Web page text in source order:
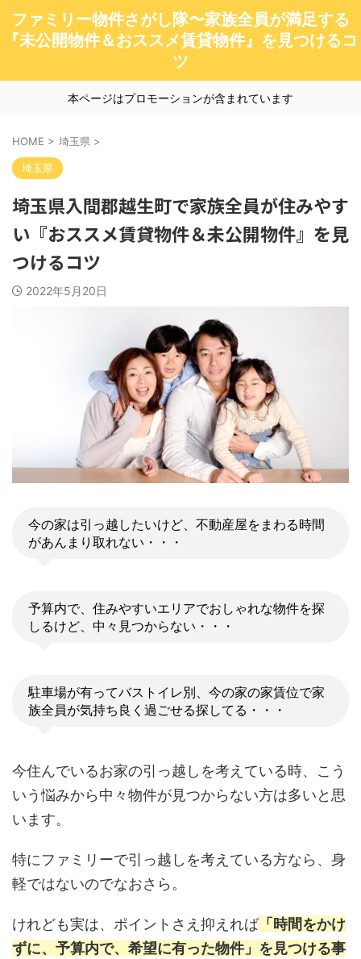
ファミリー物件さがし隊〜家族全員が満足する
『未公開物件＆おススメ賃貸物件』を見つけるコ
ツ
本ページはプロモーションが含まれています
HOME > 埼玉県 >
埼玉県
埼玉県入間郡越生町で家族全員が住みやす
い『おススメ賃貸物件＆未公開物件』を見
つけるコツ
2022年5月20日
今の家は引っ越したいけど、不動産屋をまわる時間
があんまり取れない・・・
予算内で、住みやすいエリアでおしゃれな物件を探
しるけど、中々見つからない・・・
駐車場が有ってバストイレ別、今の家の家賃位で家
族全員が気持ち良く過ごせる探してる・・・
今住んでいるお家の引っ越しを考えている時、こう
いう悩みから中々物件が見つからない方は多いと思
います。
特にファミリーで引っ越しを考えている方なら、身
軽ではないのでなおさら。
けれども実は、ポイントさえ抑えれば 「時間をかけ
ずに、予算内で、希望に有った物件」を見つける事